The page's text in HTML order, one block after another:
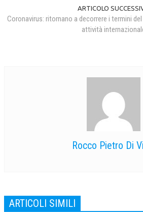
ARTICOLO
Coronavirus: ritornano a decorrere i termini
attività
Rocco Pietro Di
ARTICOLI SIMILI